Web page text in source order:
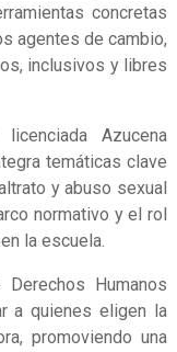
concretas
agentes de cambio,
inclusivos y libres
Azucena
temáticas clave
y abuso sexual
normativo y el rol
la escuela.
Humanos
a quienes eligen la
promoviendo una